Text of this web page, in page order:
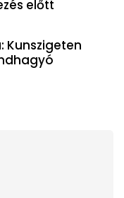
előtt
Kunszigeten